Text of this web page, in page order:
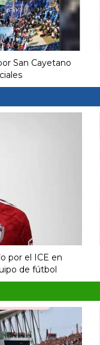
San Cayetano
por el ICE en
de fútbol